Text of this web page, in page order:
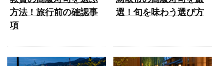
方法！旅行前の確認事
項
選！旬を味わう選び方